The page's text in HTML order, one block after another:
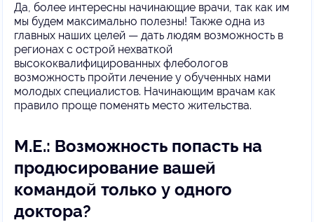
Да, более интересны начинающие врачи, так как им
мы будем максимально полезны! Также одна из
главных наших целей — дать людям возможность в
регионах с острой нехваткой
высококвалифицированных флебологов
возможность пройти лечение у обученных нами
молодых специалистов. Начинающим врачам как
правило проще поменять место жительства.
М.Е.: Возможность попасть на
продюсирование вашей
командой только у одного
доктора?